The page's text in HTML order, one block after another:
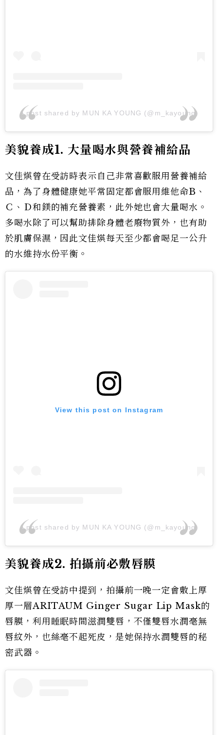
A post shared by MUN KA YOUNG (@m_kayoung)
美貌養成1. 大量喝水與營養補給品
文佳煐曾在受訪時表示自己非常喜歡服用營養補給
品，為了身體健康她平常固定都會服用維他命B、
Ｃ、Ｄ和鎂的補充營養素，此外她也會大量喝水。
多喝水除了可以幫助排除身體老廢物質外，也有助
於肌膚保濕，因此文佳煐每天至少都會喝足一公升
的水維持水份平衡。
View this post on Instagram
A post shared by MUN KA YOUNG (@m_kayoung)
美貌養成2. 拍攝前必敷唇膜
文佳煐曾在受訪中提到，拍攝前一晚一定會敷上厚
厚一層ARITAUM Ginger Sugar Lip Mask的
唇膜，利用睡眠時間滋潤雙唇，不僅雙唇水潤毫無
唇紋外，也絲毫不起死皮，是她保持水潤雙唇的秘
密武器。